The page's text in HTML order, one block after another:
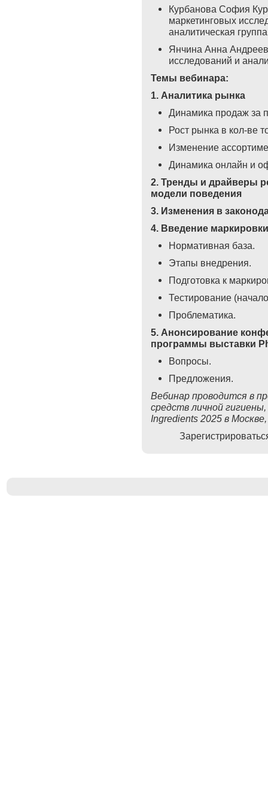
Курбанова София
маркетинговых
аналитическая
Янчина Анна
исследований и
Темы вебинара:
1. Аналитика рынка
Динамика продаж за
Рост рынка в кол-ве
Изменение
Динамика онлайн и
2. Тренды и драйверы
модели поведения
3. Изменения в
4. Введение
Нормативная база.
Этапы внедрения.
Подготовка к
Тестирование
Проблематика.
5. Анонсирование
программы выставки
Вопросы.
Предложения.
Вебинар проводится в
средств личной
Ingredients 2025 в